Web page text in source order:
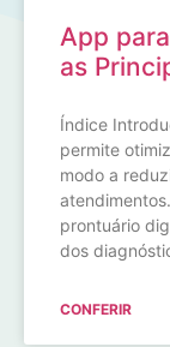
App
as
Índice
permite
modo a
prontuário
dos
CONFERIR